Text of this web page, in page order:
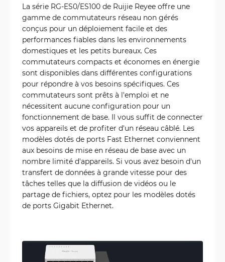
La série RG-ES0/ES100 de Ruijie Reyee offre une
gamme de commutateurs réseau non gérés
conçus pour un déploiement facile et des
performances fiables dans les environnements
domestiques et les petits bureaux. Ces
commutateurs compacts et économes en énergie
sont disponibles dans différentes configurations
pour répondre à vos besoins spécifiques. Ces
commutateurs sont prêts à l'emploi et ne
nécessitent aucune configuration pour un
fonctionnement de base. Il vous suffit de connecter
vos appareils et de profiter d'un réseau câblé. Les
modèles dotés de ports Fast Ethernet conviennent
aux besoins de mise en réseau de base avec un
nombre limité d'appareils. Si vous avez besoin d'un
transfert de données à grande vitesse pour des
tâches telles que la diffusion de vidéos ou le
partage de fichiers, optez pour les modèles dotés
de ports Gigabit Ethernet.